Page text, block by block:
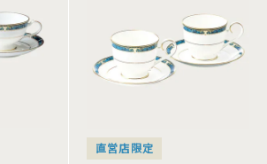
直営店限定